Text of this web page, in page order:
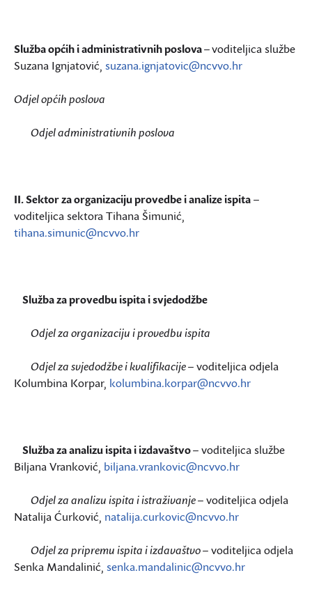
Služba općih i administrativnih poslova–voditeljica službe
Suzana Ignjatović, suzana.ignjatovic@ncvvo.hr
Odjel općih poslova
Odjel administrativnih poslova
II. Sektor za organizaciju provedbe i analize ispita–
voditeljica sektora Tihana Šimunić,
tihana.simunic@ncvvo.hr
Služba za provedbu ispita i svjedodžbe
Odjel za organizaciju i provedbu ispita
Odjel za svjedodžbe i kvalifikacije– voditeljica odjela
Kolumbina Korpar, kolumbina.korpar@ncvvo.hr
Služba za analizu ispita i izdavaštvo– voditeljica službe
Biljana Vranković, biljana.vrankovic@ncvvo.hr
Odjel za analizu ispita i istraživanje– voditeljica odjela
Natalija Ćurković, natalija.curkovic@ncvvo.hr
Odjel za pripremu ispita i izdavaštvo– voditeljica odjela
Senka Mandalinić, senka.mandalinic@ncvvo.hr